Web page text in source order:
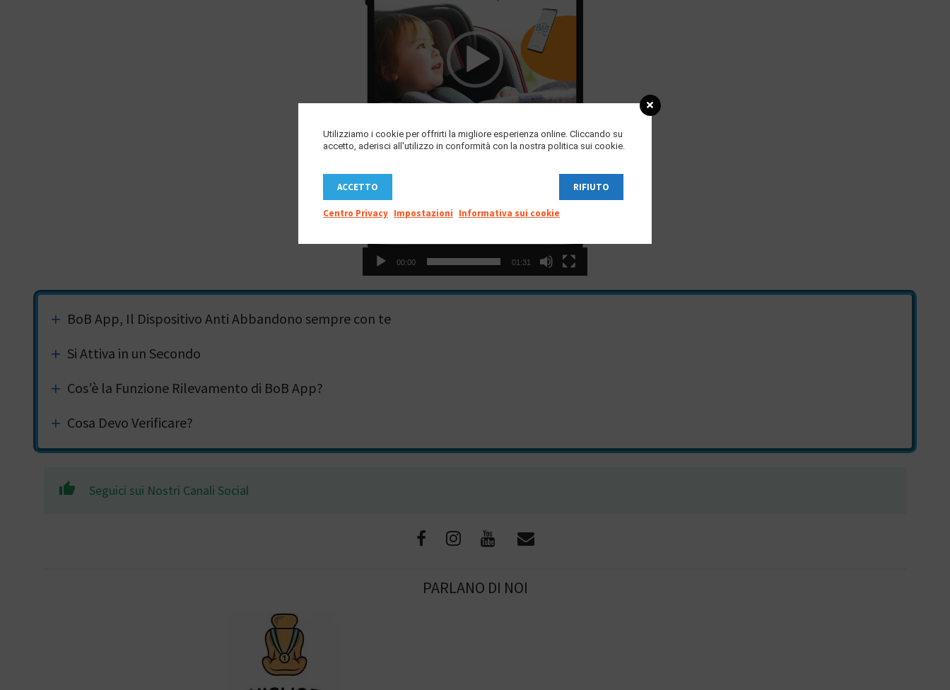
00:00 01:31
BoB App, Il Dispositivo Anti Abbandono sempre con te
Si Attiva in un Secondo
Cos’è la Funzione Rilevamento di BoB App?
Cosa Devo Verificare?
Seguici sui Nostri Canali Social
PARLANO DI NOI
Utilizziamo i cookie per offrirti la migliore esperienza online. Cliccando su
accetto, aderisci all'utilizzo in conformità con la nostra politica sui cookie.
ACCETTO RIFIUTO
Centro Privacy Impostazioni Informativa sui cookie